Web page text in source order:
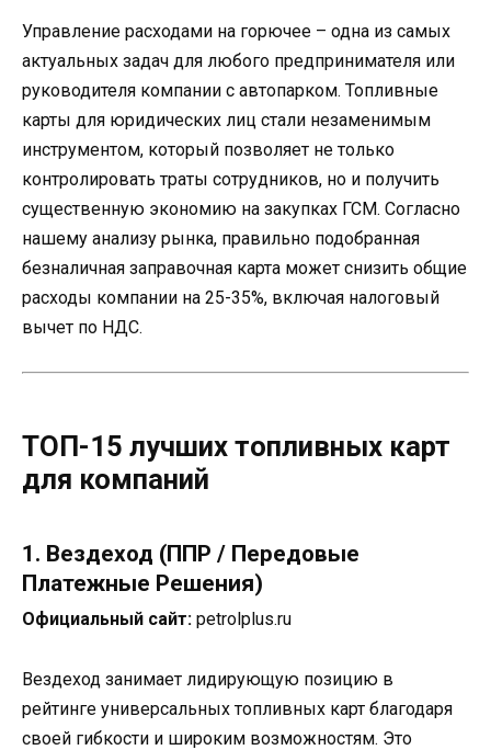
Управление расходами на горючее – одна из самых
актуальных задач для любого предпринимателя или
руководителя компании с автопарком. Топливные
карты для юридических лиц стали незаменимым
инструментом, который позволяет не только
контролировать траты сотрудников, но и получить
существенную экономию на закупках ГСМ. Согласно
нашему анализу рынка, правильно подобранная
безналичная заправочная карта может снизить общие
расходы компании на 25-35%, включая налоговый
вычет по НДС.
ТОП-15 лучших топливных карт
для компаний
1. Вездеход (ППР / Передовые
Платежные Решения)
Официальный сайт: petrolplus.ru
Вездеход занимает лидирующую позицию в
рейтинге универсальных топливных карт благодаря
своей гибкости и широким возможностям. Это